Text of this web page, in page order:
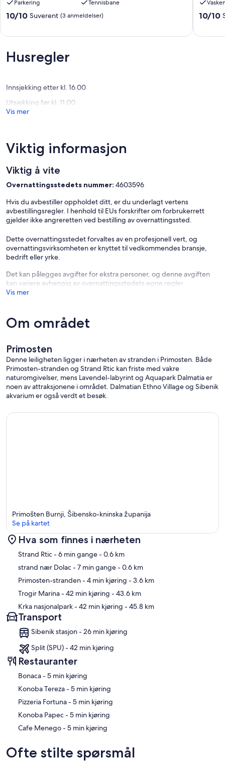
-
Primosten
Parkering
Tennisbane
10.0
(3
anmeldelser)
10/10 Suverent (3 anmeldelser)
Vrsine-
område
10.0
10/10
Husregler
Innsjekking etter kl. 16.00
Utsjekking før kl. 11.00
Vis mer
Viktig informasjon
Viktig å vite
Overnattingsstedets nummer: 4603596
Hvis du avbestiller oppholdet ditt, er du underlagt vertens
avbestillingsregler. I henhold til EUs forskrifter om forbrukerrett
gjelder ikke angreretten ved bestilling av overnattingssted.
Dette overnattingsstedet forvaltes av en profesjonell vert, og
overnattingsvirksomheten er knyttet til vedkommendes bransje,
bedrift eller yrke.
Det kan pålegges avgifter for ekstra personer, og denne avgiften
kan variere avhengig av overnattingsstedets egne regler
Vis mer
Om området
Primosten
Denne leiligheten ligger i nærheten av stranden i Primosten. Både
Primosten-stranden og Strand Rtic kan friste med vakre
naturomgivelser, mens Lavendel-labyrint og Aquapark Dalmatia er
noen av attraksjonene i området. Dalmatian Ethno Village og Sibenik
akvarium er også verdt et besøk.
Kart
Primošten Burnji, Šibensko-kninska županija
Se på kartet
Hva som finnes i nærheten
Strand Rtic- 6 min gange- 0.6 km
strand nær Dolac- 7 min gange- 0.6 km
Primosten-stranden- 4 min kjøring - 3.6 km
Trogir Marina- 42 min kjøring - 43.6 km
Krka nasjonalpark- 42 min kjøring - 45.8 km
Transport
Sibenik stasjon - 26 min kjøring
Split (SPU) - 42 min kjøring
Restauranter
‪Bonaca - ‬5 min kjøring
‪Konoba Tereza - ‬5 min kjøring
‪Pizzeria Fortuna - ‬5 min kjøring
‪Konoba Papec - ‬5 min kjøring
‪Cafe Menego - ‬5 min kjøring
Ofte stilte spørsmål